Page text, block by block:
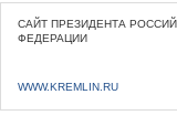
САЙТ ПРЕЗИДЕНТА
ФЕДЕРАЦИИ
WWW.KREMLIN.RU